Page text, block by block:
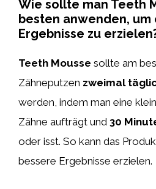
Wie sollte man Teeth
besten anwenden, um
Ergebnisse zu
Teeth Mousse sollte am
Zähneputzen zweimal
werden, indem man eine
Zähne aufträgt und 30
oder isst. So kann das
bessere Ergebnisse erzielen.